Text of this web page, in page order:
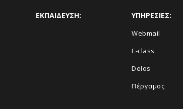
ΕΚΠΑΙΔΕΥΣΗ: ΥΠΗΡΕΣΙΕΣ:
Webmail
E-class
Delos
Πέργαμος